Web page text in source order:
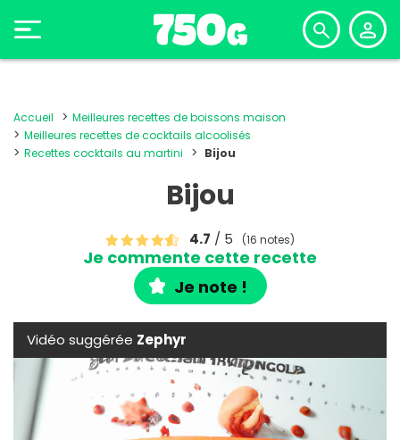
Accueil
Meilleures recettes de boissons maison
Meilleures recettes de cocktails alcoolisés
Recettes cocktails au martini
Bijou
Bijou
4.7 / 5 (16 notes)
Je commente cette recette
Je note !
Vidéo suggérée Zephyr